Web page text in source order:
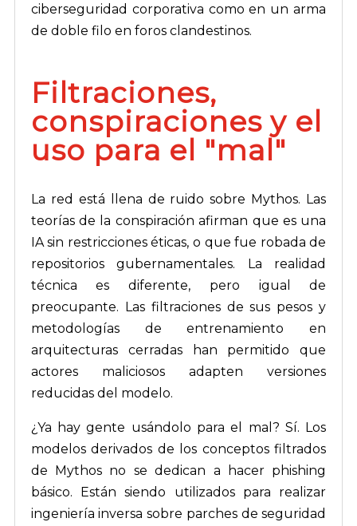
ciberseguridad corporativa como en un arma
de doble filo en foros clandestinos.
Filtraciones,
conspiraciones y el
uso para el "mal"
La red está llena de ruido sobre Mythos. Las
teorías de la conspiración afirman que es una
IA sin restricciones éticas, o que fue robada de
repositorios gubernamentales. La realidad
técnica es diferente, pero igual de
preocupante. Las filtraciones de sus pesos y
metodologías de entrenamiento en
arquitecturas cerradas han permitido que
actores maliciosos adapten versiones
reducidas del modelo.
¿Ya hay gente usándolo para el mal? Sí. Los
modelos derivados de los conceptos filtrados
de Mythos no se dedican a hacer phishing
básico. Están siendo utilizados para realizar
ingeniería inversa sobre parches de seguridad